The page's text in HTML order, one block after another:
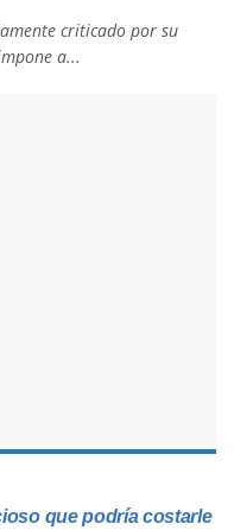
criticado por su
a...
que podría costarle